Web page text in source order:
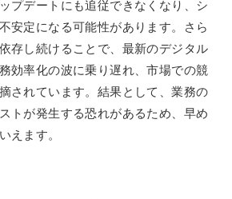
プデートにも追従できなくなり、シ
安定になる可能性があります。さら
存し続けることで、最新のデジタル
効率化の波に乗り遅れ、市場での競
されています。結果として、業務の
トが発生する恐れがあるため、早め
えます。